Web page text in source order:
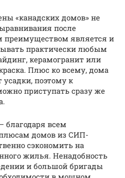
«канадских домов» не
после
преимуществом является и
практически любым
керамогранит или
Плюс ко всему, дома
усадки, поэтому к
приступать сразу же
благодаря всем
домов из СИП-
сэкономить на
жилья. Ненадобность
и большой бригады